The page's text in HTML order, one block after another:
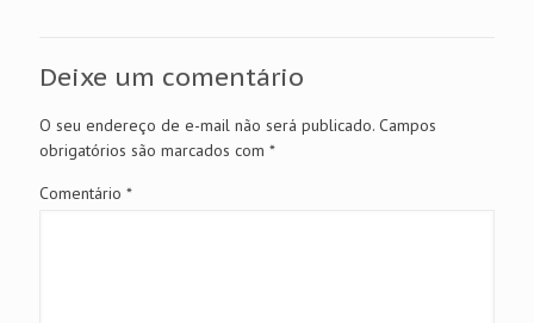
Deixe um comentário
O seu endereço de e-mail não será publicado. Campos
obrigatórios são marcados com *
Comentário *